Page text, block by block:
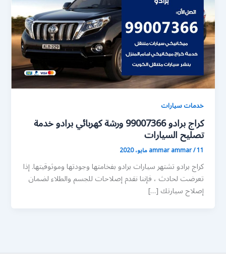
خدمات سيارات
كراج برادو 99007366 ورشة كهربائي برادو خدمة
تصليح السيارات
ammar ammar/11 مايو، 2020
كراج برادو تشتهر سيارات برادو بفخامتها وجودتها وموثوقيتها. إذا
تعرضت لحادث ، فإننا نقدم إصلاحات للجسم والطلاء لضمان
إصلاح سيارتك […]